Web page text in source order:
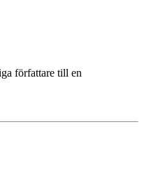
författare till en